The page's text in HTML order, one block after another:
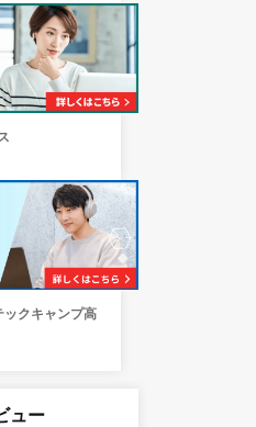
ックキャンプ高
ュー